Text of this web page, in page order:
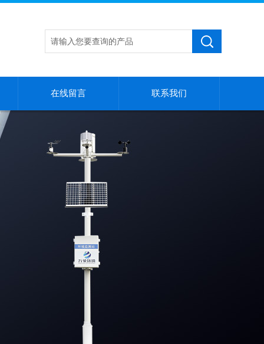
在线留言 联系我们